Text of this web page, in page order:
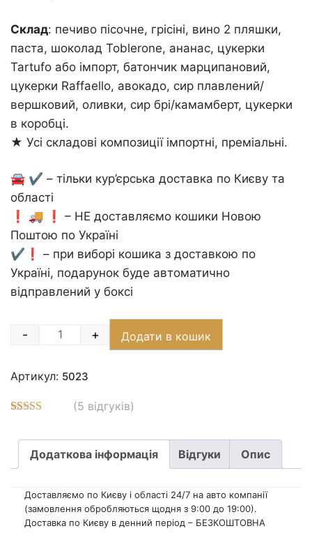
Склад: печиво пісочне, грісіні, вино 2 пляшки,
паста, шоколад Toblerone, ананас, цукерки
Tartufo або імпорт, батончик марципановий,
цукерки Raffaello, авокадо, сир плавлений/
вершковий, оливки, сир брі/камамберт, цукерки
в коробці.
★ Усі складові композиції імпортні, преміальні.
🚘 ✔️ – тільки кур’єрська доставка по Києву та
області
❗️ 🚚 ❗️ – НЕ доставляємо кошики Новою
Поштою по Україні
✔️❗️ – при виборі кошика з доставкою по
Україні, подарунок буде автоматично
відправлений у боксі
Quantity
- + Додати в кошик
Артикул: 5023
опитування
покупців
(5 відгуків)
Додаткова інформація Відгуки Опис
Доставляємо по Києву і області 24/7 на авто компанії
(замовлення обробляються щодня з 9:00 до 19:00).
Доставка по Києву в денний період – БЕЗКОШТОВНА